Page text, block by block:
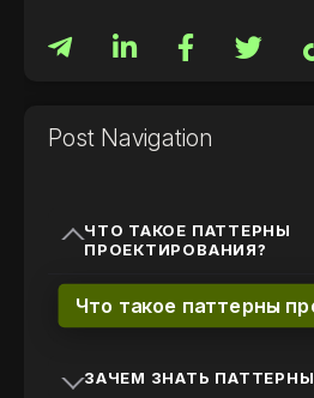
Post Navigation
ЧТО ТАКОЕ ПАТТЕРНЫ
ПРОЕКТИРОВАНИЯ?
Что такое паттерны
ЗАЧЕМ ЗНАТЬ